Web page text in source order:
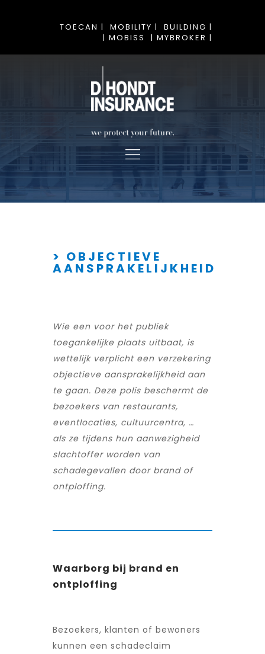
BUILDING |
MOBILITY |
TOECAN |
| MYBROKER |
| MOBISS
> OBJECTIEVE
AANSPRAKELIJKHEID
Wie een voor het publiek
toegankelijke plaats uitbaat, is
wettelijk verplicht een verzekering
objectieve aansprakelijkheid aan
te gaan. Deze polis beschermt de
bezoekers van restaurants,
eventlocaties, cultuurcentra, …
als ze tijdens hun aanwezigheid
slachtoffer worden van
schadegevallen door brand of
ontploffing.
Waarborg bij brand en
ontploffing
Bezoekers, klanten of bewoners
kunnen een schadeclaim